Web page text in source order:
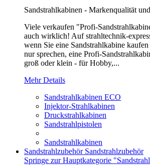
Sandstrahlkabinen - Markenqualität
Viele verkaufen "Profi-
auch wirklich! Auf strahltechnik-
wenn Sie eine Sandstrahlkabine
nur sprechen, eine Profi-
groß oder klein - für Hobby,...
Mehr Details
Sandstrahlkabinen ECO
Injektor-Strahlkabinen
Druckstrahlkabinen
Sandstrahlpistolen
Sandstrahlkabinen
Sandstrahlzubehör Sandstrahlzubehör
Springe zur Hauptkategorie